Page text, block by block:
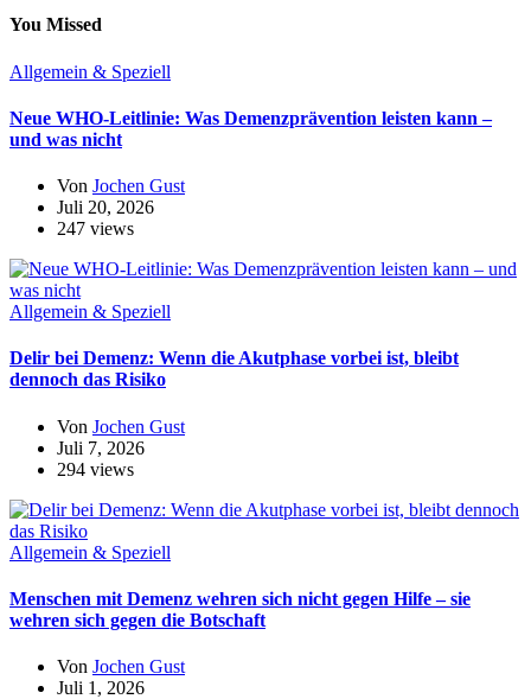
You Missed
Allgemein & Speziell
Neue WHO-Leitlinie: Was Demenzprävention leisten kann –
und was nicht
Von Jochen Gust
Juli 20, 2026
247 views
Allgemein & Speziell
Delir bei Demenz: Wenn die Akutphase vorbei ist, bleibt
dennoch das Risiko
Von Jochen Gust
Juli 7, 2026
294 views
Allgemein & Speziell
Menschen mit Demenz wehren sich nicht gegen Hilfe – sie
wehren sich gegen die Botschaft
Von Jochen Gust
Juli 1, 2026